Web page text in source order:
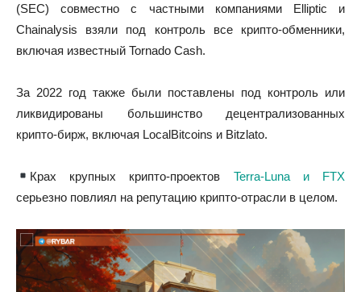
(SEC) совместно с частными компаниями Elliptic и
Chainalysis взяли под контроль все крипто-обменники,
включая известный Tornado Cash.
За 2022 год также были поставлены под контроль или
ликвидированы большинство децентрализованных
крипто-бирж, включая LocalBitcoins и Bitzlato.
Крах крупных крипто-проектов Terra-Luna и FTX
серьезно повлиял на репутацию крипто-отрасли в целом.